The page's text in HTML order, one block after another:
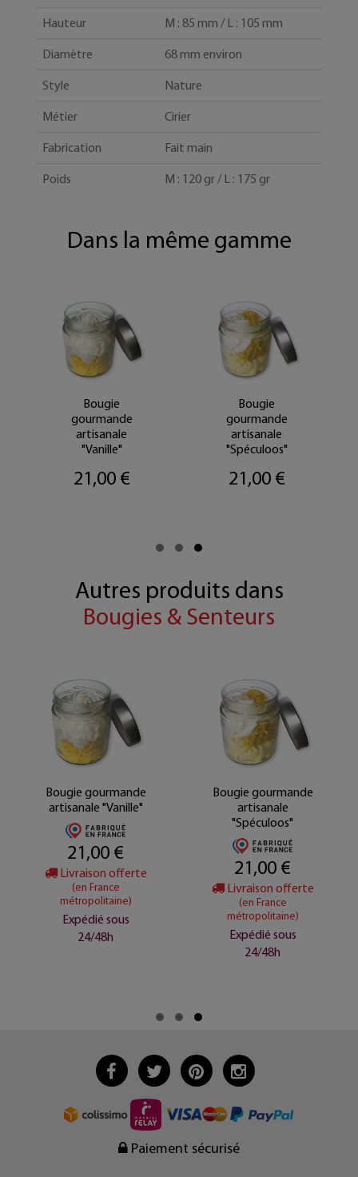
Hauteur M : 85 mm / L : 105 mm
Diamètre 68 mm environ
Style Nature
Métier Cirier
Fabrication Fait main
Poids M : 120 gr / L : 175 gr
Dans la même gamme
Bougie
gourmande
artisanale
"Vanille"
21,00 €
Bougie
gourmande
artisanale
"Spéculoos"
21,00 €
Autres produits dans
Bougies & Senteurs
Bougie gourmande
artisanale "Vanille"
21,00 €
Livraison offerte
(en France
métropolitaine)
Expédié sous
24/48h
Bougie gourmande
artisanale
"Spéculoos"
21,00 €
Livraison offerte
(en France
métropolitaine)
Expédié sous
24/48h
Paiement sécurisé